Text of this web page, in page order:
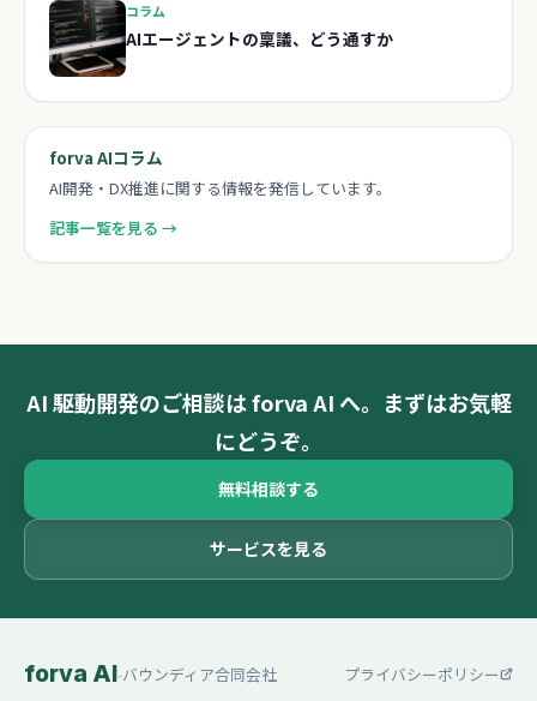
コラム
AIエージェントの稟議、どう通すか
forva AIコラム
AI開発・DX推進に関する情報を発信しています。
記事一覧を見る →
AI 駆動開発のご相談は forva AI へ。まずはお気軽
にどうぞ。
無料相談する
サービスを見る
forva AI-バウンディア合同会社 プライバシーポリシー